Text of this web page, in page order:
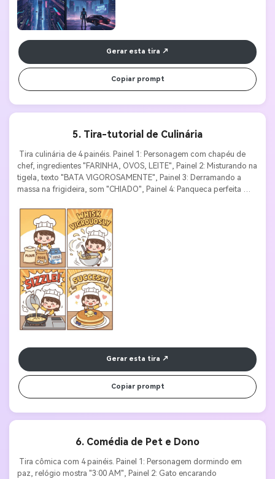
Gerar esta tira
Copiar prompt
5. Tira-tutorial de Culinária
Tira culinária de 4 painéis. Painel 1: Personagem com chapéu de
chef, ingredientes "FARINHA, OVOS, LEITE", Painel 2: Misturando na
tigela, texto "BATA VIGOROSAMENTE", Painel 3: Derramando a
massa na frigideira, som "CHIADO", Painel 4: Panqueca perfeita
Gerar esta tira
Copiar prompt
6. Comédia de Pet e Dono
Tira cômica com 4 painéis. Painel 1: Personagem dormindo em
paz, relógio mostra "3:00 AM", Painel 2: Gato encarando